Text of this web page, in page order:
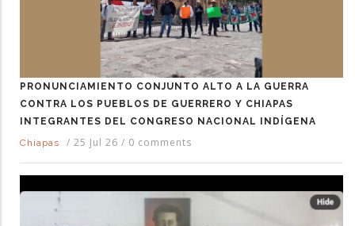
PRONUNCIAMIENTO CONJUNTO ALTO A LA GUERRA
CONTRA LOS PUEBLOS DE GUERRERO Y CHIAPAS
INTEGRANTES DEL CONGRESO NACIONAL INDÍGENA
Chiapas
/ 25 Jul 26 / 0 comments